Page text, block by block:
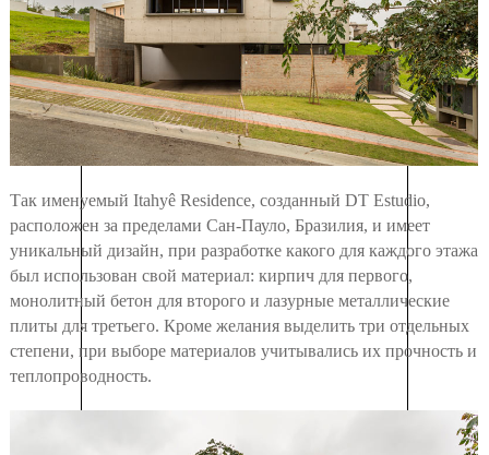
Так именуемый Itahyê Residence, созданный DT Estudio,
расположен за пределами Сан-Пауло, Бразилия, и имеет
уникальный дизайн, при разработке какого для каждого этажа
был использован свой материал: кирпич для первого,
монолитный бетон для второго и лазурные металлические
плиты для третьего. Кроме желания выделить три отдельных
степени, при выборе материалов учитывались их прочность и
теплопроводность.